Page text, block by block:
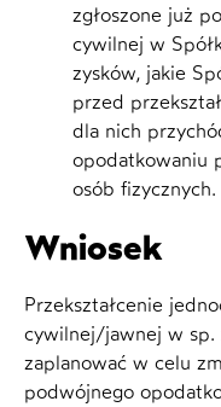
zgłoszone już
cywilnej w
zysków, jakie
przed
dla nich
opodatkowaniu
osób fizycznych.
Wniosek
Przekształcenie
cywilnej/jawnej w sp.
zaplanować w celu
podwójnego